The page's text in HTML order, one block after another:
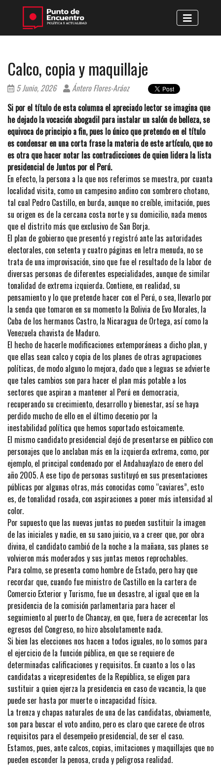
Calco, copia y maquillaje
5 Junio, 2026
Ántero Flores-Aráoz
Si por el título de esta columna el apreciado lector se imagina que
he dejado la vocación abogadil para instalar un salón de belleza, se
equivoca de principio a fin, pues lo único que pretendo en el título
es condensar en una corta frase la materia de este artículo, que no
es otra que hacer notar las contradicciones de quien lidera la lista
presidencial de Juntos por el Perú.
En efecto, la persona a la que nos referimos se muestra, por cuanta
localidad visita, como un campesino andino con sombrero chotano,
tal cual Pedro Castillo, en burda, aunque no creíble, imitación, pues
su origen es de la cercana costa norte y su domicilio, nada menos
que el distrito más que exclusivo de San Borja.
El plan de gobierno que presentó y registró ante las autoridades
electorales, con setenta y cuatro páginas en letra menuda, no se
trata de una improvisación, sino que fue el resultado de la labor de
diversas personas de diferentes especialidades, aunque de similar
tonalidad de extrema izquierda. Contiene, en realidad, su
pensamiento y lo que pretende hacer con el Perú, o sea, llevarlo por
la senda que tomaron en su momento la Bolivia de Evo Morales, la
Cuba de los hermanos Castro, la Nicaragua de Ortega, así como la
Venezuela chavista de Maduro.
El hecho de hacerle modificaciones extemporáneas a dicho plan, y
que ellas sean calco y copia de los planes de otras agrupaciones
políticas, de modo alguno lo mejora, dado que a leguas se advierte
que tales cambios son para hacer el plan más potable a los
sectores que aspiran a mantener al Perú en democracia,
recuperando su crecimiento, desarrollo y bienestar, así se haya
perdido mucho de ello en el último decenio por la
inestabilidad política que hemos soportado estoicamente.
El mismo candidato presidencial dejó de presentarse en público con
personajes que lo anclaban más en la izquierda extrema, como, por
ejemplo, el principal condenado por el Andahuaylazo de enero del
año 2005. A ese tipo de personas sustituyó en sus presentaciones
públicas por algunas otras, más conocidas como “caviares”, esto
es, de tonalidad rosada, con aspiraciones a poner más intensidad al
color.
Por supuesto que las nuevas juntas no pueden sustituir la imagen
de las iniciales y nadie, en su sano juicio, va a creer que, por obra
divina, el candidato cambió de la noche a la mañana, sus planes se
volvieron más moderados y sus juntas menos reprochables.
Para colmo, se presenta como hombre de Estado, pero hay que
recordar que, cuando fue ministro de Castillo en la cartera de
Comercio Exterior y Turismo, fue un desastre, al igual que en la
presidencia de la comisión parlamentaria para hacer el
seguimiento al puerto de Chancay, en que, fuera de acrecentar los
egresos del Congreso, no hizo absolutamente nada.
Si bien las elecciones nos hacen a todos iguales, no lo somos para
el ejercicio de la función pública, en que se requiere de
determinadas calificaciones y requisitos. En cuanto a los o las
candidatas a vicepresidentes de la República, se eligen para
sustituir a quien ejerza la presidencia en caso de vacancia, la que
puede ser hasta por muerte o incapacidad física.
La trenza y chapas naturales de una de las candidatas, obviamente,
son para buscar el voto andino, pero es claro que carece de otros
requisitos para el desempeño presidencial, de ser el caso.
Estamos, pues, ante calcos, copias, imitaciones y maquillajes que no
pueden esconder la penosa, cruda y peligrosa realidad.